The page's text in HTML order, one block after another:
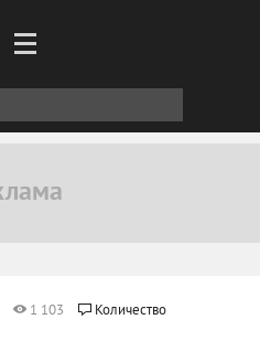
1 103
Количество